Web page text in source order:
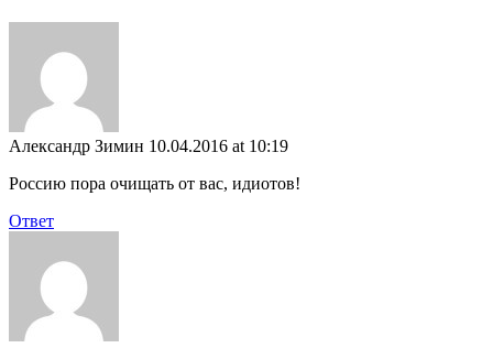
Александр Зимин 10.04.2016 at 10:19
Россию пора очищать от вас, идиотов!
Ответ